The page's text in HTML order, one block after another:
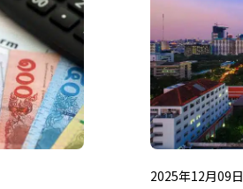
2025年12月09日